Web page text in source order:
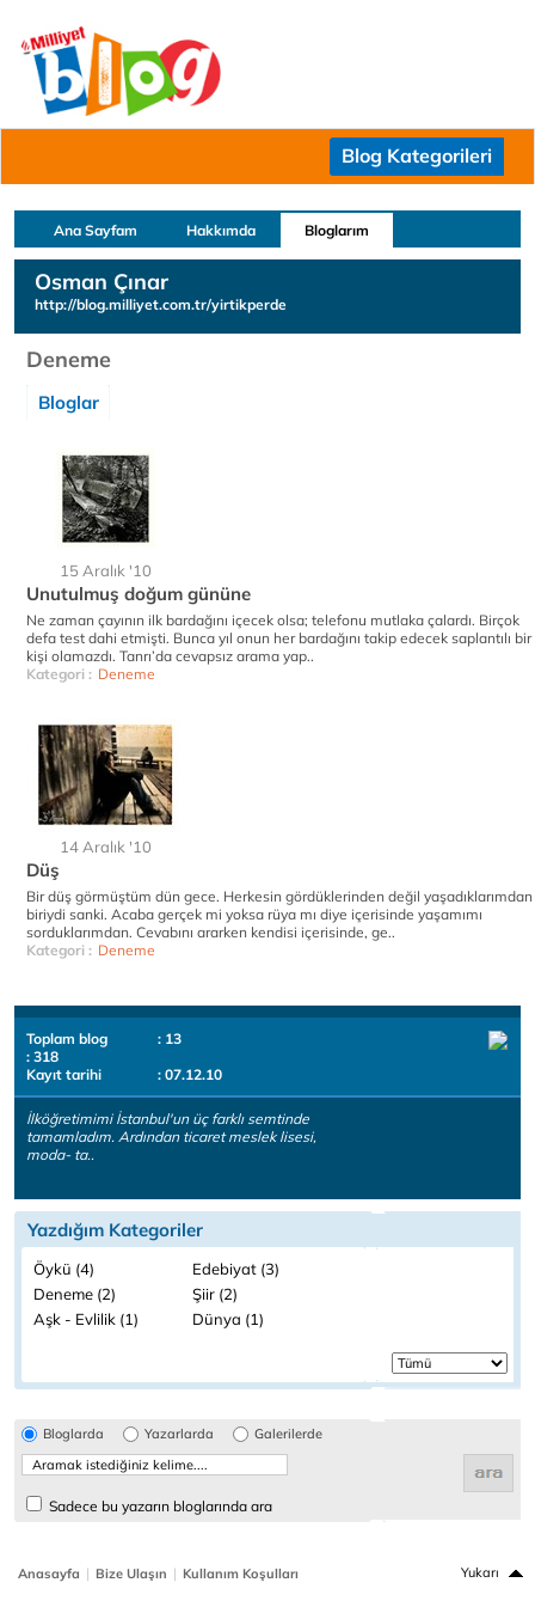
Blog Kategorileri
Ana Sayfam Hakkımda Bloglarım
Osman Çınar
http://blog.milliyet.com.tr/yirtikperde
Deneme
Bloglar
15 Aralık '10
Unutulmuş doğum gününe
Ne zaman çayının ilk bardağını içecek olsa; telefonu mutlaka çalardı. Birçok
defa test dahi etmişti. Bunca yıl onun her bardağını takip edecek saplantılı bir
kişi olamazdı. Tanrı’da cevapsız arama yap..
Kategori : Deneme
14 Aralık '10
Düş
Bir düş görmüştüm dün gece. Herkesin gördüklerinden değil yaşadıklarımdan
biriydi sanki. Acaba gerçek mi yoksa rüya mı diye içerisinde yaşamımı
sorduklarımdan. Cevabını ararken kendisi içerisinde, ge..
Kategori : Deneme
Toplam blog
: 13
: 318
Kayıt tarihi
: 07.12.10
İlköğretimimi İstanbul'un üç farklı semtinde
tamamladım. Ardından ticaret meslek lisesi,
moda- ta..
Yazdığım Kategoriler
Öykü (4)
Edebiyat (3)
Deneme (2)
Şiir (2)
Aşk - Evlilik (1)
Dünya (1)
Bloglarda Yazarlarda Galerilerde
Sadece bu yazarın bloglarında ara
Anasayfa | Bize Ulaşın | Kullanım Koşulları Yukarı